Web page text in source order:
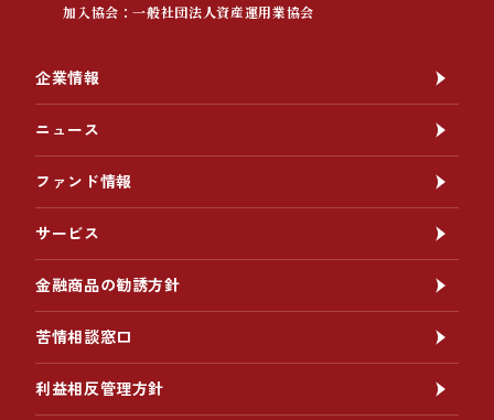
加入協会：一般社団法人資産運用業協会
企業情報
ニュース
ファンド情報
サービス
金融商品の勧誘方針
苦情相談窓口
利益相反管理方針